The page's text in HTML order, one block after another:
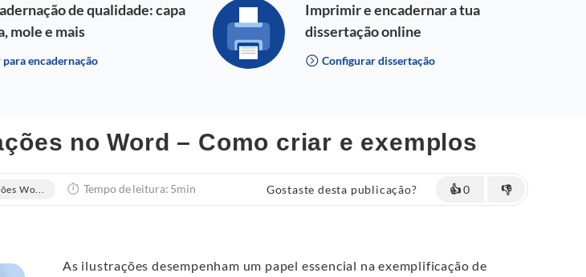
de qualidade: capa
mole e mais
para encadernação
Imprimir e encadernar a tua
dissertação online
Configurar dissertação
no Word – Como criar e exemplos
Wo... Tempo de leitura: 5min Gostaste desta publicação? 👍0 👎
As ilustrações desempenham um papel essencial na exemplificação de